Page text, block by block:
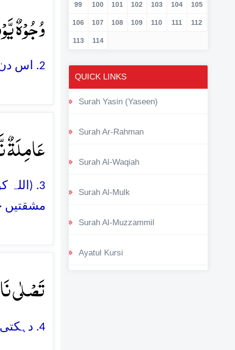
وُجُوۡہٌ
2. اس دن کتنے ہی چہرے ذلیل و خوار ہوں گے
عَامِلَۃٌ
3.
مشقتیں
تَصۡلٰی
4. دہکتی ہوئی آگ میں جا گریں گے
99 100 101 102 103 104 105
106 107 108 109 110 111 112
113 114
QUICK LINKS
Surah Yasin (Yaseen)
Surah Ar-Rahman
Surah Al-Waqiah
Surah Al-Mulk
Surah Al-Muzzammil
Ayatul Kursi